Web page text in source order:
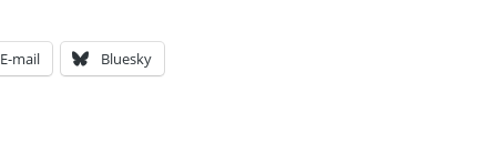
E-mail Bluesky